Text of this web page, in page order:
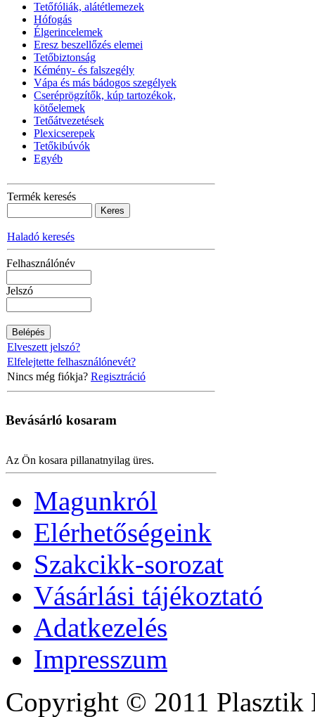
Tetőfóliák, alátétlemezek
Hófogás
Élgerincelemek
Eresz beszellőzés elemei
Tetőbiztonság
Kémény- és falszegély
Vápa és más bádogos szegélyek
Cseréprögzítők, kúp tartozékok,
kötőelemek
Tetőátvezetések
Plexicserepek
Tetőkibúvók
Egyéb
Termék keresés
Haladó keresés
Felhasználónév
Jelszó
Elveszett jelszó?
Elfelejtette felhasználónevét?
Nincs még fiókja? Regisztráció
Bevásárló kosaram
Az Ön kosara pillanatnyilag üres.
Magunkról
Elérhetőségeink
Szakcikk-sorozat
Vásárlási tájékoztató
Adatkezelés
Impresszum
Copyright © 2011